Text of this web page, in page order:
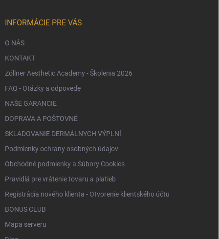
INFORMÁCIE PRE VÁS
O NÁS
KONTAKT
Zöllner Aesthetic Academy - Školenia 2026
FAQ - Otázky a odpovede
NAŠE GARANCIE
DOPRAVA A POŠTOVNÉ
SKLADOVANIE DERMÁLNYCH VÝPLNÍ
Podmienky ochrany osobných údajov
Obchodné podmienky a Súbory Cookies
Pravidlá pre vrátenie tovaru a platieb
Registrácia nového klienta - Otvorenie klientského účtu
BONUS CLUB
Mapa serveru